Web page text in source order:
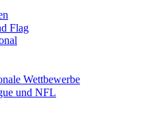
Flag
Wettbewerbe
und NFL